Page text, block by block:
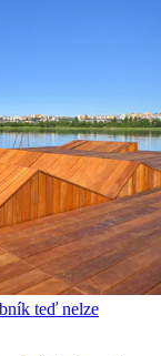
teď nelze